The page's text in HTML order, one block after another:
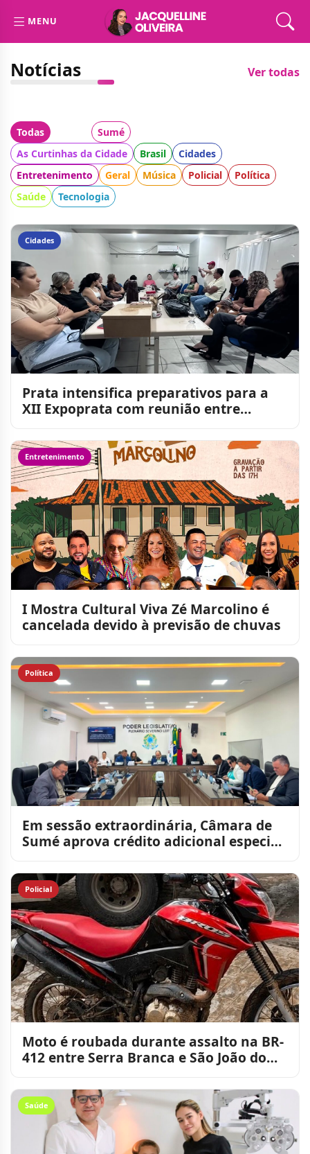
MENU
Notícias Ver todas
Todas Sumé
As Curtinhas da Cidade
Brasil
Cidades
Entretenimento
Geral Música Policial
Política
Saúde
Tecnologia
Cidades
Prata intensifica preparativos para a
XII Expoprata com reunião entre
Entretenimento
I Mostra Cultural Viva Zé Marcolino é
cancelada devido à previsão de chuvas
Política
Em sessão extraordinária, Câmara de
Sumé aprova crédito adicional especial
Policial
Moto é roubada durante assalto na BR-
412 entre Serra Branca e São João do
Saúde